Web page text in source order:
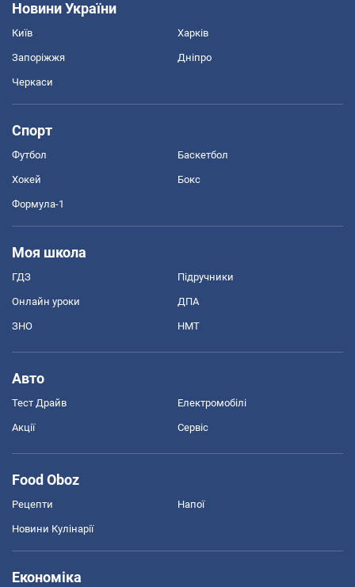
Новини України
Київ Харків
Запоріжжя Дніпро
Черкаси
Спорт
Футбол Баскетбол
Хокей Бокс
Формула-1
Моя школа
ГДЗ Підручники
Онлайн уроки ДПА
ЗНО НМТ
Авто
Тест Драйв Електромобілі
Акції Сервіс
Food Oboz
Рецепти Напої
Новини Кулінарії
Економіка